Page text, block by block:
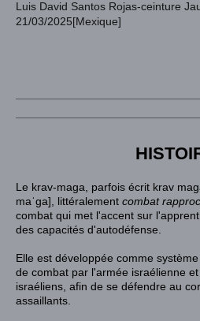
Luis David Santos Rojas-ceinture
21/03/2025[Mexique]
Le krav-maga, parfois écrit krav
maˈɡa], littéralement combat
combat qui met l'accent sur
des capacités d'autodéfense.
Elle est développée comme
de combat par l'armée israélienne
israéliens, afin de se défendre au
assaillants.